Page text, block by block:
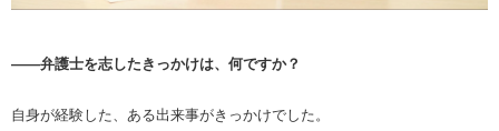
――弁護士を志したきっかけは、何ですか？
自身が経験した、ある出来事がきっかけでした。